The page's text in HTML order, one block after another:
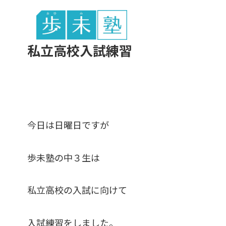
東谷中生の
私立高校入試練習
今日は日曜日ですが
歩未塾の中３生は
私立高校の入試に向けて
入試練習をしました。